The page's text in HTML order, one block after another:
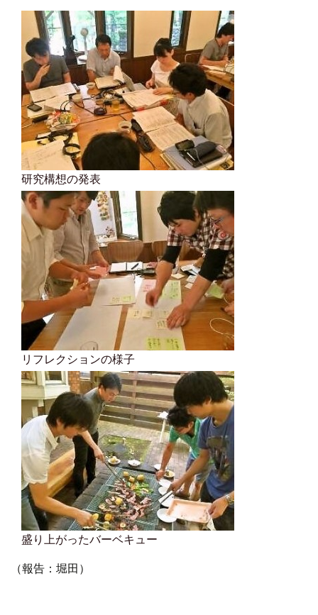
研究構想の発表
リフレクションの様子
盛り上がったバーベキュー
（報告：堀田）